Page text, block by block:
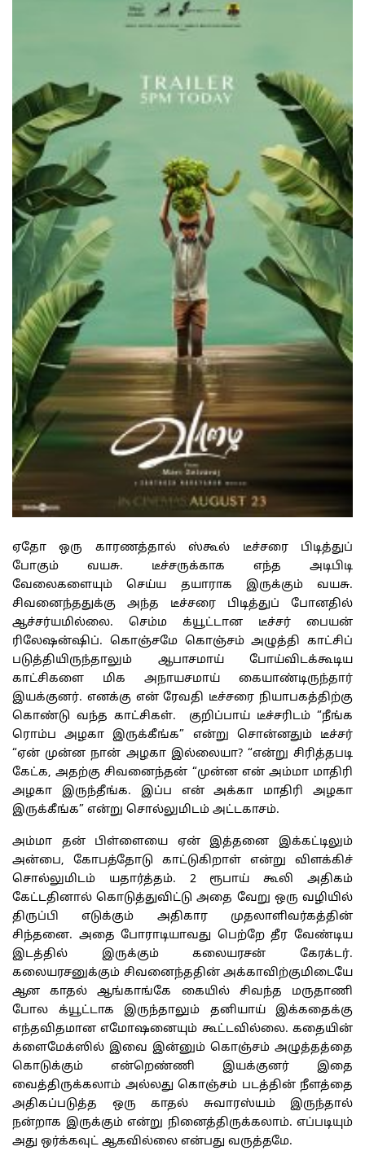
ஏதோ ஒரு காரணத்தால் ஸ்கூல் டீச்சரை பிடித்துப்
போகும் வயசு. டீச்சருக்காக எந்த அடிபிடி
வேலைகளையும் செய்ய தயாராக இருக்கும் வயசு.
சிவனைந்ததுக்கு அந்த டீச்சரை பிடித்துப் போனதில்
ஆச்சர்யமில்லை. செம்ம க்யூட்டான டீச்சர் பையன்
ரிலேஷன்ஷிப். கொஞ்சமே கொஞ்சம் அழுத்தி காட்சிப்
படுத்தியிருந்தாலும் ஆபாசமாய் போய்விடக்கூடிய
காட்சிகளை மிக அநாயசமாய் கையாண்டிருந்தார்
இயக்குனர். எனக்கு என் ரேவதி டீச்சரை நியாபகத்திற்கு
கொண்டு வந்த காட்சிகள். குறிப்பாய் டீச்சரிடம் “நீங்க
ரொம்ப அழகா இருக்கீங்க” என்று சொன்னதும் டீச்சர்
“ஏன் முன்ன நான் அழகா இல்லையா? “என்று சிரித்தபடி
கேட்க, அதற்கு சிவனைந்தன் “முன்ன என் அம்மா மாதிரி
அழகா இருந்தீங்க. இப்ப என் அக்கா மாதிரி அழகா
இருக்கீங்க” என்று சொல்லுமிடம் அட்டகாசம்.
அம்மா தன் பிள்ளையை ஏன் இத்தனை இக்கட்டிலும்
அன்பை, கோபத்தோடு காட்டுகிறாள் என்று விளக்கிச்
சொல்லுமிடம் யதார்த்தம். 2 ரூபாய் கூலி அதிகம்
கேட்டதினால் கொடுத்துவிட்டு அதை வேறு ஒரு வழியில்
திருப்பி எடுக்கும் அதிகார முதலாளிவர்கத்தின்
சிந்தனை. அதை போராடியாவது பெற்றே தீர வேண்டிய
இடத்தில் இருக்கும் கலையரசன் கேரக்டர்.
கலையரசனுக்கும் சிவனைந்ததின் அக்காவிற்குமிடையே
ஆன காதல் ஆங்காங்கே கையில் சிவந்த மருதாணி
போல க்யூட்டாக இருந்தாலும் தனியாய் இக்கதைக்கு
எந்தவிதமான எமோஷனையும் கூட்டவில்லை. கதையின்
க்ளைமேக்ஸில் இவை இன்னும் கொஞ்சம் அழுத்தத்தை
கொடுக்கும் என்றெண்ணி இயக்குனர் இதை
வைத்திருக்கலாம் அல்லது கொஞ்சம் படத்தின் நீளத்தை
அதிகப்படுத்த ஒரு காதல் சுவாரஸ்யம் இருந்தால்
நன்றாக இருக்கும் என்று நினைத்திருக்கலாம். எப்படியும்
அது ஒர்க்கவுட் ஆகவில்லை என்பது வருத்தமே.